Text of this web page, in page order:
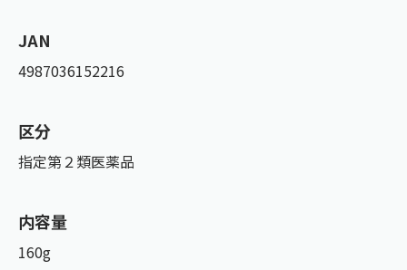
JAN
4987036152216
区分
指定第２類医薬品
内容量
160g